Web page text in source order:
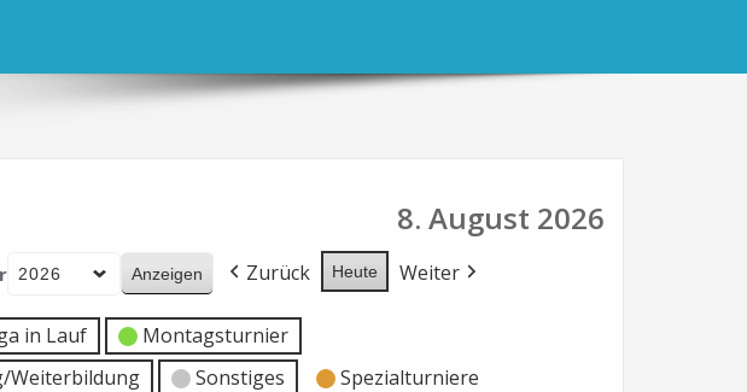
8. August 2026
Zurück Heute Weiter
in Lauf
Montagsturnier
Weiterbildung Sonstiges
Spezialturniere